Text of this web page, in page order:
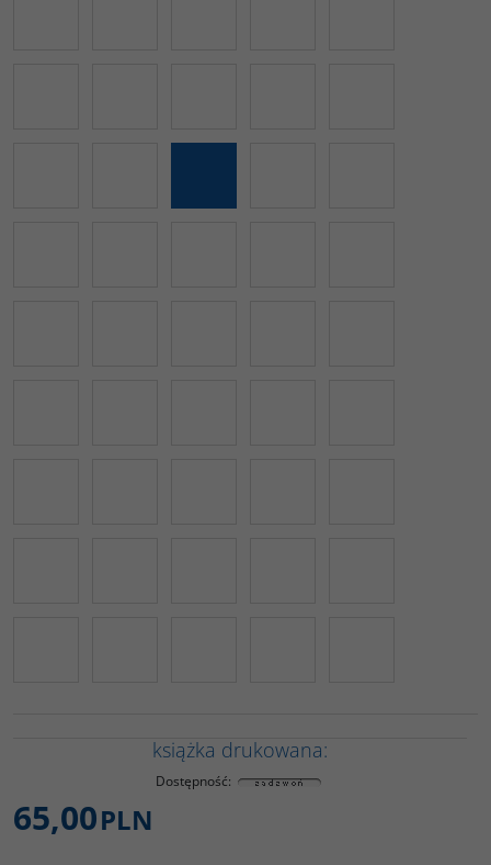
książka drukowana:
Dostępność:
65,00PLN